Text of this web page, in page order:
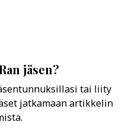
jäsen?
tai liity
jatkamaan artikkelin